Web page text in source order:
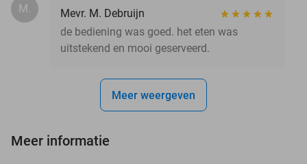
M.
Mevr. M. Debruijn
de bediening was goed. het eten was
uitstekend en mooi geserveerd.
Meer weergeven
Meer informatie